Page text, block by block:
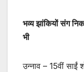
भव्य झांकियों संग
भी
उन्नाव – 15वीं साईं